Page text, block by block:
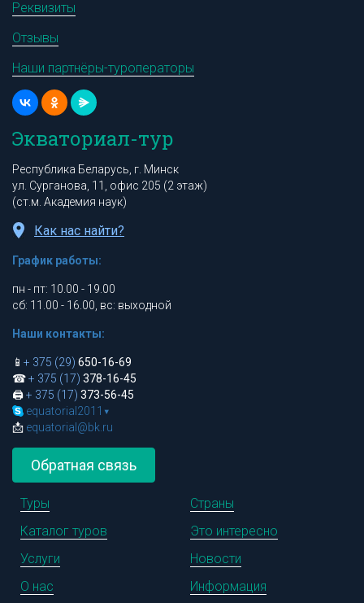
Реквизиты
Отзывы
Наши партнёры-туроператоры
Экваториал-тур
Республика Беларусь, г. Минск
ул. Сурганова, 11, офис 205 (2 этаж)
(ст.м. Академия наук)
Как нас найти?
График работы:
пн - пт: 10.00 - 19.00
сб: 11.00 - 16.00, вс: выходной
Наши контакты:
📱 + 375 (29) 650-16-69
☎+ 375 (17) 378-16-45
🖨+ 375 (17) 373-56-45
equatorial2011 ▾
📩 equatorial@bk.ru
Обратная связь
Туры
Страны
Каталог туров
Это интересно
Услуги
Новости
О нас
Информация